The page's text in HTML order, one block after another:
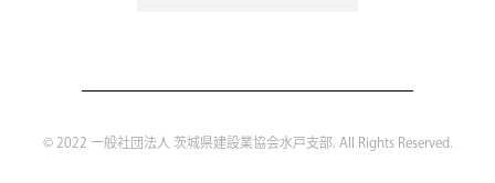
© 2022 一般社団法人 茨城県建設業協会水戸支部. All Rights Reserved.